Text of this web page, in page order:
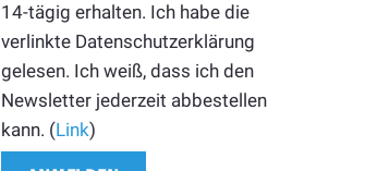
14-tägig erhalten. Ich habe die
verlinkte Datenschutzerklärung
gelesen. Ich weiß, dass ich den
Newsletter jederzeit abbestellen
kann. (Link)